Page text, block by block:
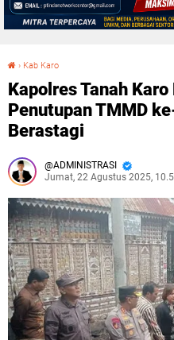
› Kab Karo
Kapolres Tanah
Penutupan TMMD
Berastagi
ADMINISTRASI
Jumat, 22 Agustus 2025,